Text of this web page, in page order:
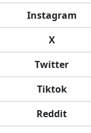
Instagram
X
Twitter
Tiktok
Reddit